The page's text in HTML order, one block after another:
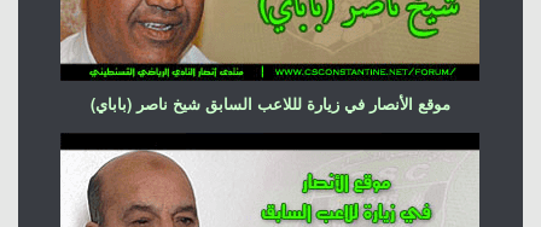
موقع الأنصار في زيارة لللاعب السابق شيخ ناصر (باباي)